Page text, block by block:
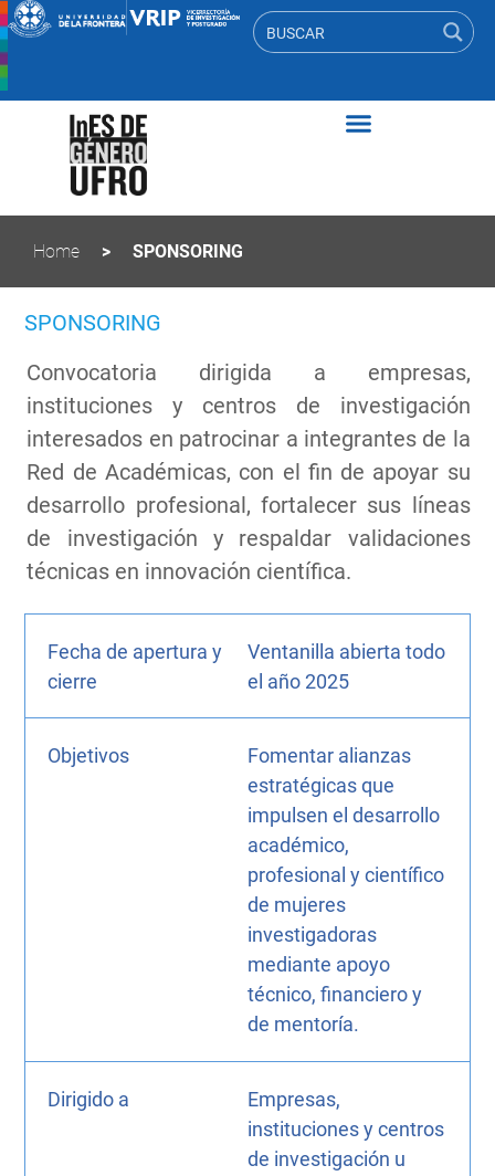
Home > SPONSORING
SPONSORING
Convocatoria dirigida a empresas,
instituciones y centros de investigación
interesados en patrocinar a integrantes de la
Red de Académicas, con el fin de apoyar su
desarrollo profesional, fortalecer sus líneas
de investigación y respaldar validaciones
técnicas en innovación científica.
Fecha de apertura y
cierre
Ventanilla abierta todo
el año 2025
Objetivos
Fomentar alianzas
estratégicas que
impulsen el desarrollo
académico,
profesional y científico
de mujeres
investigadoras
mediante apoyo
técnico, financiero y
de mentoría.
Dirigido a
Empresas,
instituciones y centros
de investigación u